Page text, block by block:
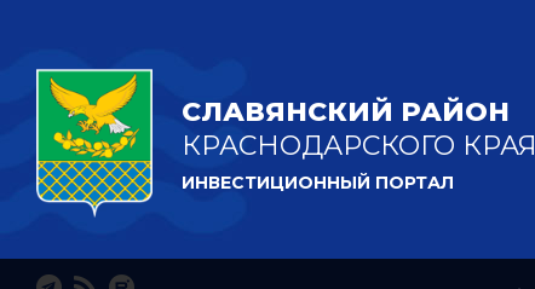
СЛАВЯНСКИЙ РАЙОН
КРАСНОДАРСКОГО КРАЯ
ИНВЕСТИЦИОННЫЙ ПОРТАЛ